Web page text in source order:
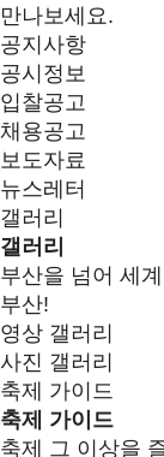
만나보세요.
공지사항
공시정보
입찰공고
채용공고
보도자료
뉴스레터
갤러리
갤러리
부산을 넘어 세
부산!
영상 갤러리
사진 갤러리
축제 가이드
축제 가이드
축제 그 이상을